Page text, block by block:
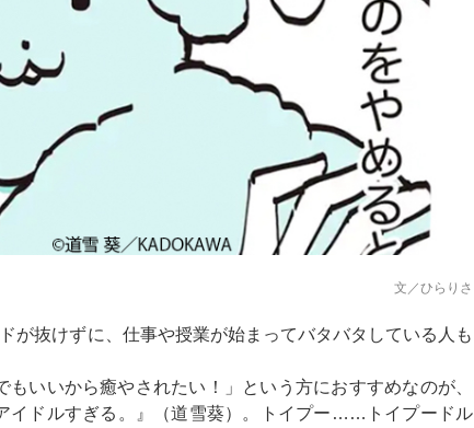
文／ひらりさ
が抜けずに、仕事や授業が始まってバタバタしている人も
もいいから癒やされたい！」という方におすすめなのが、
イドルすぎる。』（道雪葵）。トイプー……トイプードル